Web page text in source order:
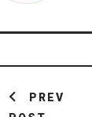
de
PREV